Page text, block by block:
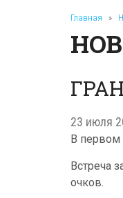
Главная »
23 июля
В первом
Встреча
очков.